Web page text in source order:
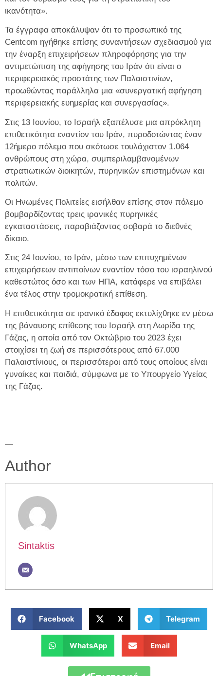
ικανότητα».
Τα έγγραφα αποκάλυψαν ότι το προσωπικό της
Centcom ηγήθηκε επίσης συναντήσεων σχεδιασμού για
την έναρξη επιχειρήσεων πληροφόρησης για την
αντιμετώπιση της αφήγησης του Ιράν ότι είναι ο
περιφερειακός προστάτης των Παλαιστινίων,
προωθώντας παράλληλα μια «συνεργατική αφήγηση
περιφερειακής ευημερίας και συνεργασίας».
Στις 13 Ιουνίου, το Ισραήλ εξαπέλυσε μια απρόκλητη
επιθετικότητα εναντίον του Ιράν, πυροδοτώντας έναν
12ήμερο πόλεμο που σκότωσε τουλάχιστον 1.064
ανθρώπους στη χώρα, συμπεριλαμβανομένων
στρατιωτικών διοικητών, πυρηνικών επιστημόνων και
πολιτών.
Οι Ηνωμένες Πολιτείες εισήλθαν επίσης στον πόλεμο
βομβαρδίζοντας τρεις ιρανικές πυρηνικές
εγκαταστάσεις, παραβιάζοντας σοβαρά το διεθνές
δίκαιο.
Στις 24 Ιουνίου, το Ιράν, μέσω των επιτυχημένων
επιχειρήσεων αντιποίνων εναντίον τόσο του ισραηλινού
καθεστώτος όσο και των ΗΠΑ, κατάφερε να επιβάλει
ένα τέλος στην τρομοκρατική επίθεση.
Η επιθετικότητα σε ιρανικό έδαφος εκτυλίχθηκε εν μέσω
της βάναυσης επίθεσης του Ισραήλ στη Λωρίδα της
Γάζας, η οποία από τον Οκτώβριο του 2023 έχει
στοιχίσει τη ζωή σε περισσότερους από 67.000
Παλαιστίνιους, οι περισσότεροι από τους οποίους είναι
γυναίκες και παιδιά, σύμφωνα με το Υπουργείο Υγείας
της Γάζας.
—
Author
Sintaktis
Facebook X Telegram
WhatsApp Email